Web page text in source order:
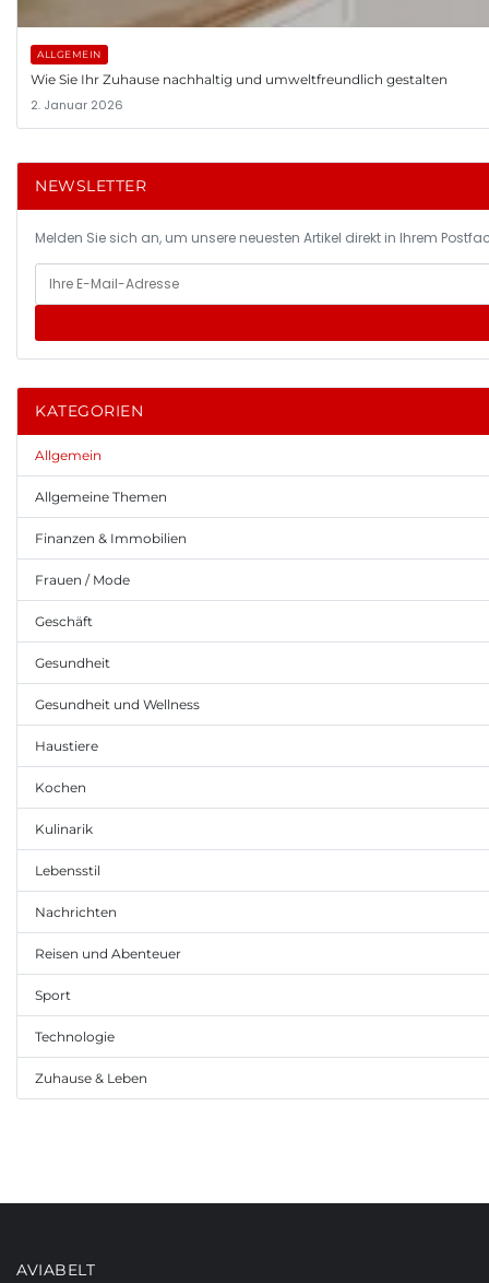
ALLGEMEIN
Wie Sie Ihr Zuhause nachhaltig und umweltfreundlich gestalten
2. Januar 2026
NEWSLETTER
Melden Sie sich an, um unsere neuesten Artikel direkt in Ihrem
KATEGORIEN
Allgemein
Allgemeine Themen
Finanzen & Immobilien
Frauen / Mode
Geschäft
Gesundheit
Gesundheit und Wellness
Haustiere
Kochen
Kulinarik
Lebensstil
Nachrichten
Reisen und Abenteuer
Sport
Technologie
Zuhause & Leben
AVIABELT